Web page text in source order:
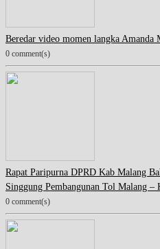
Beredar video momen langka Amanda
0 comment(s)
Rapat Paripurna DPRD Kab Malang
Singgung Pembangunan Tol Malang –
0 comment(s)